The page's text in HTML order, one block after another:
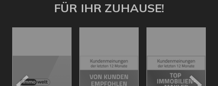
FÜR IHR ZUHAUSE!